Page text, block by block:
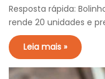
Resposta rápida:
rende 20 unidades e
Leia mais »